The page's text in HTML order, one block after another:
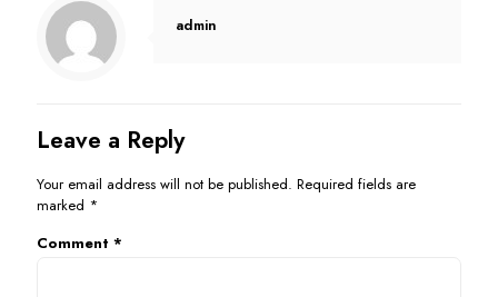
admin
Leave a Reply
Your email address will not be published. Required fields are
marked *
Comment *